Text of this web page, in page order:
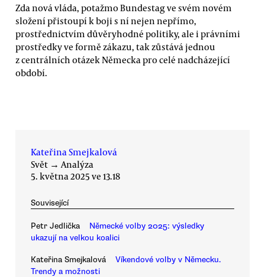
Zda nová vláda, potažmo Bundestag ve svém novém
složení přistoupí k boji s ní nejen nepřímo,
prostřednictvím důvěryhodné politiky, ale i právními
prostředky ve formě zákazu, tak zůstává jednou
z centrálních otázek Německa pro celé nadcházející
období.
Kateřina Smejkalová
Svět →Analýza
5. května 2025 ve 13.18
Související
Petr Jedlička
Německé volby 2025: výsledky
ukazují na velkou koalici
Kateřina Smejkalová
Víkendové volby v Německu.
Trendy a možnosti